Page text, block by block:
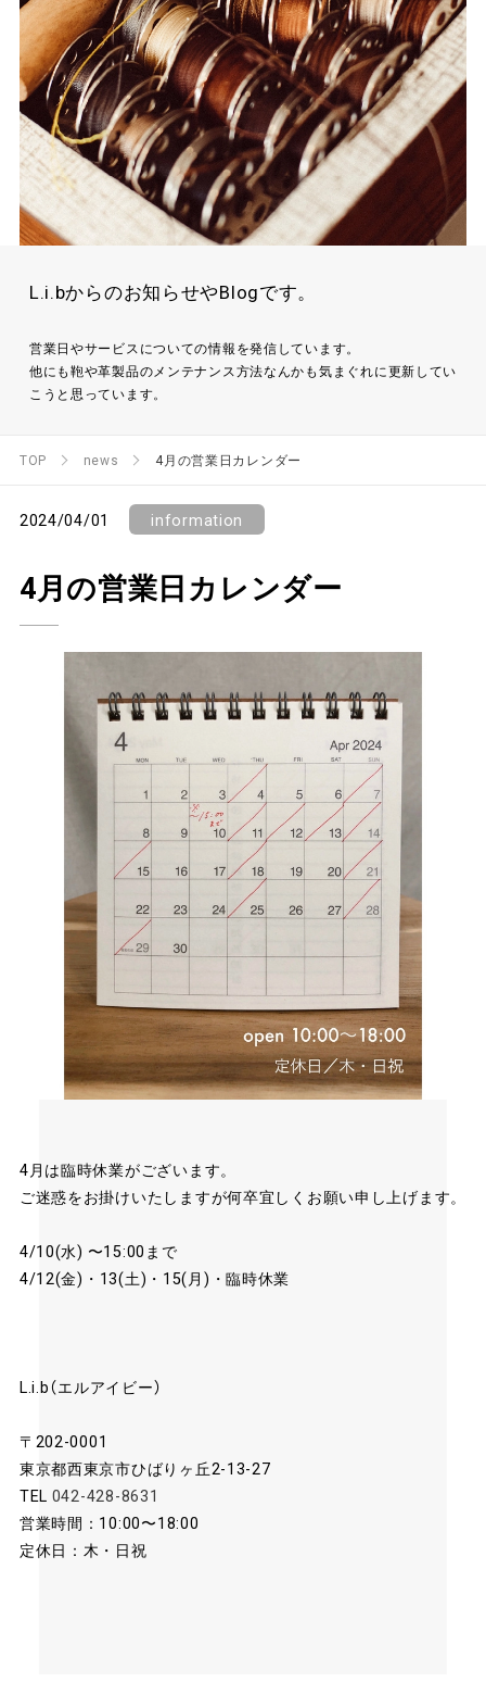
L.i.bからのお知らせやBlogです。
営業日やサービスについての情報を発信しています。
他にも鞄や革製品のメンテナンス方法なんかも気まぐれに更新してい
こうと思っています。
TOP news 4月の営業日カレンダー
2024/04/01 information
4月の営業日カレンダー
4月は臨時休業がございます。
ご迷惑をお掛けいたしますが何卒宜しくお願い申し上げます。
4/10(水) 〜15:00まで
4/12(金)・13(土)・15(月)・臨時休業
L.i.b（エルアイビー）
〒202-0001
東京都西東京市ひばりヶ丘2-13-27
TEL 042-428-8631
営業時間：10:00〜18:00
定休日：木・日祝